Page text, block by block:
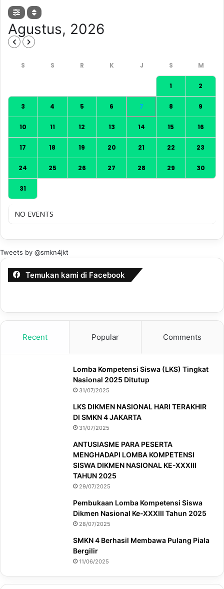
Agustus, 2026
1 2
3 4 5 6 7 8 9
10 11 12 13 14 15 16
17 18 19 20 21 22 23
24 25 26 27 28 29 30
31
NO EVENTS
Tweets by @smkn4jkt
Temukan kami di Facebook
Recent Popular Comments
Lomba Kompetensi Siswa (LKS) Tingkat
Nasional 2025 Ditutup
31/07/2025
LKS DIKMEN NASIONAL HARI TERAKHIR
DI SMKN 4 JAKARTA
31/07/2025
ANTUSIASME PARA PESERTA
MENGHADAPI LOMBA KOMPETENSI
SISWA DIKMEN NASIONAL KE-XXXIII
TAHUN 2025
29/07/2025
Pembukaan Lomba Kompetensi Siswa
Dikmen Nasional Ke-XXXIII Tahun 2025
28/07/2025
SMKN 4 Berhasil Membawa Pulang Piala
Bergilir
11/06/2025